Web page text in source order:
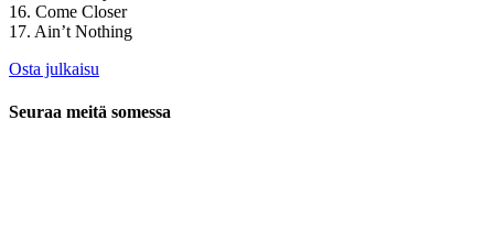
16. Come Closer
17. Ain’t Nothing
Osta julkaisu
Seuraa meitä somessa